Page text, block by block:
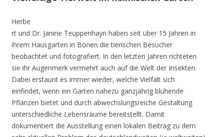
Herbe
rt und Dr. Janine Teuppenhayn haben seit über 15 Jahren in
ihrem Hausgarten in Bönen die tierischen Besucher
beobachtet und fotografiert. In den letzten Jahren richteten
sie ihr Augenmerk vermehrt auch auf die Welt der Insekten.
Dabei erstaunt es immer wieder, welche Vielfalt sich
einfindet, wenn ein Garten nahezu ganzjährig blühende
Pflanzen bietet und durch abwechslungsreiche Gestaltung
unterschiedliche Lebensräume bereitstellt. Damit
dokumentiert die Ausstellung einen lokalen Beitrag zu dem